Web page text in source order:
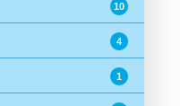
10
4
1